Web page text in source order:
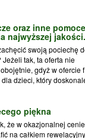
oraz inne
najwyższej jakości.
swoją pociechę
Jeżeli tak, ta oferta nie
gdyż w ofercie
dzieci, który
piękna
że w okazjonalnej cenie
na całkiem rewelacyjny